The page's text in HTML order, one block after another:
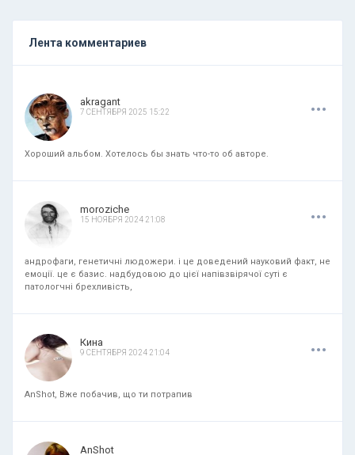
Лента комментариев
akragant
7 СЕНТЯБРЯ 2025 15:22 ...
Хороший альбом. Хотелось бы знать что-то об авторе.
moroziche
15 НОЯБРЯ 2024 21:08 ...
андрофаги, генетичні людожери. і це доведений науковий факт, не
емоції. це є базис. надбудовою до цієї напівзвірячої суті є
патологчні брехливість,
Кина
9 СЕНТЯБРЯ 2024 21:04 ...
AnShot, Вже побачив, що ти потрапив
AnShot